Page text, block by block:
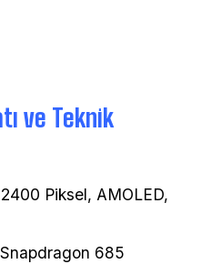
ve Teknik
Piksel, AMOLED,
685